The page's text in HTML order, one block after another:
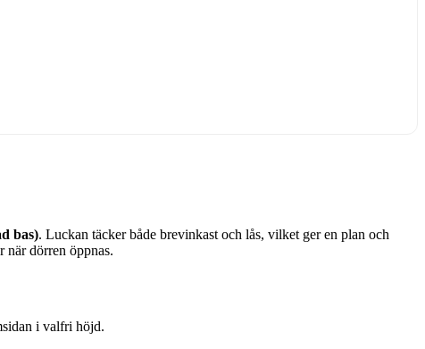
bas). Luckan täcker både brevinkast och lås, vilket ger en plan och
när dörren öppnas.
i valfri höjd.